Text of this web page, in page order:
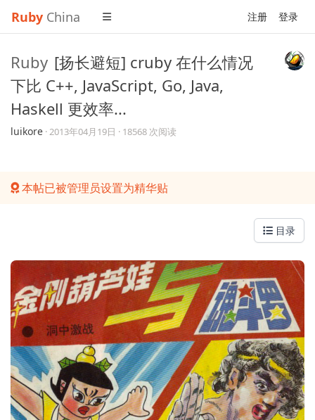
Ruby China 注册 登录
Ruby [扬长避短] cruby 在什么情况
下比 C++, JavaScript, Go, Java,
Haskell 更效率...
luikore ·2013年04月19日 · 18568 次阅读
本帖已被管理员设置为精华贴
目录